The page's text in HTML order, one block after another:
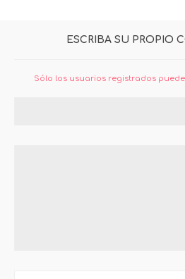
ESCRIBA SU PROPIO
Sólo los usuarios registrados